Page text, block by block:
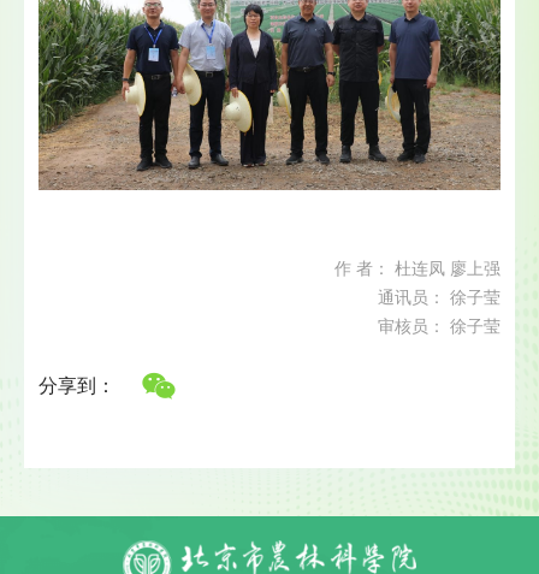
作 者： 杜连凤 廖上强
通讯员： 徐子莹
审核员： 徐子莹
分享到：